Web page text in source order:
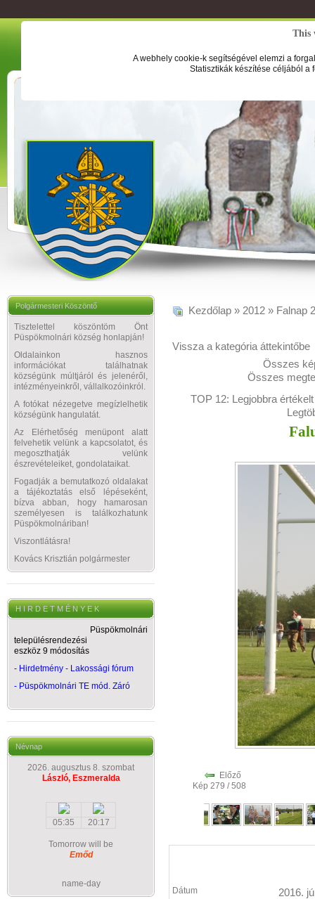
This
A webhely cookie-k segítségével elemzi a
Statisztikák készítése céljából a
Polgármesteri Köszöntő
Tisztelettel köszöntöm Önt
Püspökmolnári község honlapján!
Oldalainkon hasznos
információkat találhatnak
községünk múltjáról és jelenéről,
intézményeinkről, vállalkozóinkról.
A fotókat nézegetve megízlelhetik
községünk hangulatát.
Az Elérhetőség menüpont alatt
felvehetik velünk a kapcsolatot, és
megoszthatják velünk
észrevételeiket, gondolataikat.
Fogadják a bemutatkozó oldalakat
a tájékoztatás első lépéseként,
bízva abban, hogy hamarosan
személyesen is találkozhatunk
Püspökmolnáriban!
Viszontlátásra!
Kovács Krisztián polgármester
H I R D E T M É N Y E K
Püspökmolnári
településrendezési
eszköz 9 módosítás
- Hirdetmény - Lakossági fórum
- Püspökmolnári TE mód. Záró
Névnap
2026. augusztus 8. szombat
László, Eszmeralda
05:35 20:17
Tomorrow will be
Emőd
name-day
Kezdőlap » 2012 » Falnap
Vissza a kategória áttekintőbe
Összes
Összes
TOP 12: Legjobbra értékelt
Előző
Kép 279 / 508
Dátum 2016.